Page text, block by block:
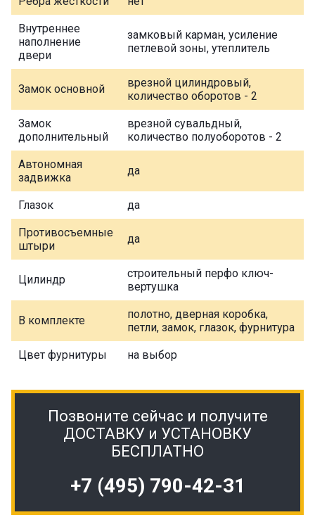
Внутреннее
наполнение
двери
замковый карман, усиление
петлевой зоны, утеплитель
Замок основной
врезной цилиндровый,
количество оборотов - 2
Замок
дополнительный
врезной сувальдный,
количество полуоборотов - 2
Автономная
задвижка
да
Глазок да
Противосъемные
штыри
да
Цилиндр
строительный перфо ключ-
вертушка
В комплекте
полотно, дверная коробка,
петли, замок, глазок, фурнитура
Цвет фурнитуры на выбор
Позвоните сейчас и получите
ДОСТАВКУ и УСТАНОВКУ
БЕСПЛАТНО
+7 (495) 790-42-31